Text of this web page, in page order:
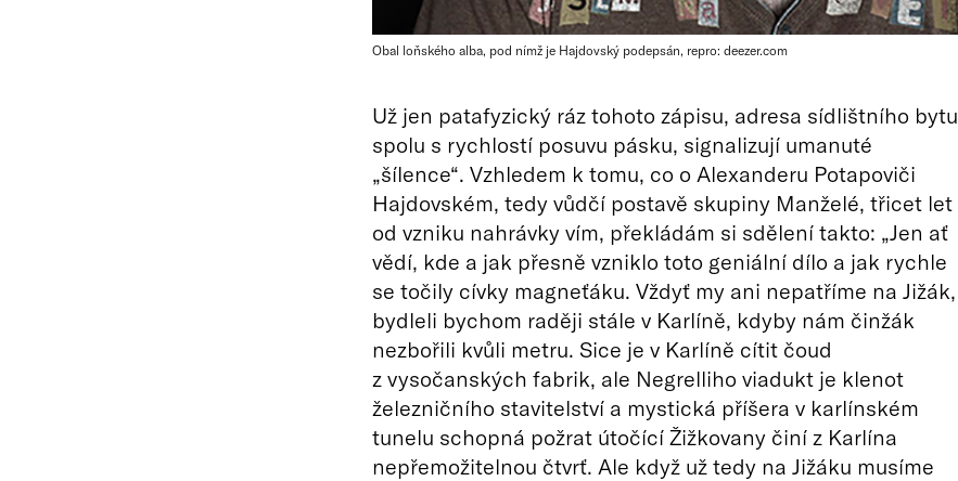
Obal loňského alba, pod nímž je Hajdovský podepsán, repro: deezer.com
Už jen patafyzický ráz tohoto zápisu, adresa sídlištního bytu
spolu s rychlostí posuvu pásku, signalizují umanuté
„šílence“. Vzhledem k tomu, co o Alexanderu Potapoviči
Hajdovském, tedy vůdčí postavě skupiny Manželé, třicet let
od vzniku nahrávky vím, překládám si sdělení takto: „Jen ať
vědí, kde a jak přesně vzniklo toto geniální dílo a jak rychle
se točily cívky magneťáku. Vždyť my ani nepatříme na Jižák,
bydleli bychom raději stále v Karlíně, kdyby nám činžák
nezbořili kvůli metru. Sice je v Karlíně cítit čoud
z vysočanských fabrik, ale Negrelliho viadukt je klenot
železničního stavitelství a mystická příšera v karlínském
tunelu schopná požrat útočící Žižkovany činí z Karlína
nepřemožitelnou čtvrť. Ale když už tedy na Jižáku musíme